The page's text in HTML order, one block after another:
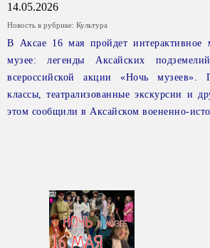
14.05.2026
Новость в рубрике: Культура
В Аксае 16 мая пройдет интерактивное
музее: легенды Аксайских
всероссийской акции «Ночь музеев».
классы, театрализованные экскурсии и
этом сообщили в Аксайском воененно-